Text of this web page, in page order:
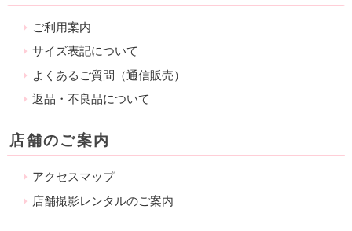
ご利用案内
サイズ表記について
よくあるご質問（通信販売）
返品・不良品について
店舗のご案内
アクセスマップ
店舗撮影レンタルのご案内